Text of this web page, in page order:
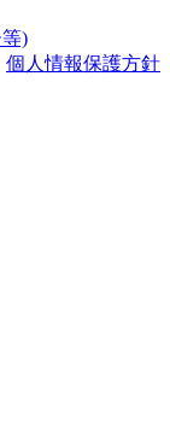
)
個人情報保護方針